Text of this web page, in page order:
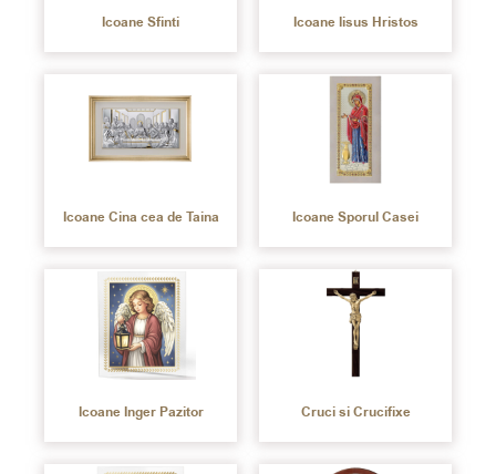
Icoane Sfinti Icoane Iisus Hristos
Icoane Cina cea de Taina
Icoane Inger Pazitor
Icoane Sporul Casei
Cruci si Crucifixe